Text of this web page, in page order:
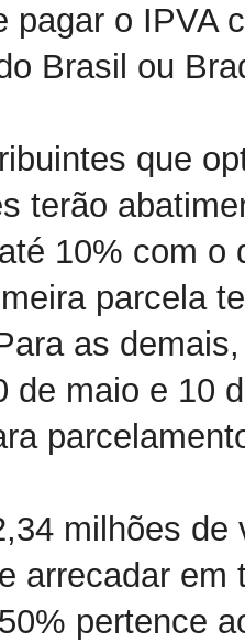
pagar o IPVA
Brasil ou
que
terão
10% com o
parcela
as
de maio e 10
milhões
arrecadar
pertence